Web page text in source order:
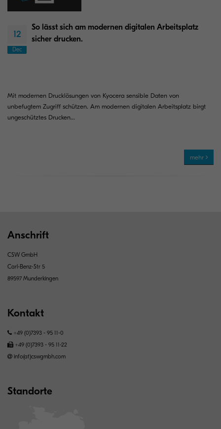
12
Dec
So lässt sich am modernen digitalen Arbeitsplatz
sicher drucken.
Mit modernen Drucklösungen von Kyocera sensible Daten von
unbefugtem Zugriff schützen. Am modernen digitalen Arbeitsplatz birgt
ungeschütztes Drucken...
mehr
Anschrift
CSW GmbH
Carl-Benz-Str 5
89597 Munderkingen
Kontakt
+49 (0)7393 - 95 11-0
+49 (0)7393 - 95 11-22
info(at)cswgmbh.com
Standorte